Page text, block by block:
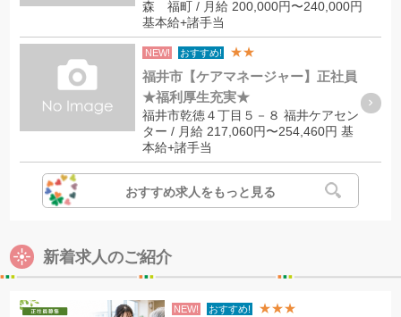
森 福町 / 月給 200,000円〜240,000円
基本給+諸手当
NEW! おすすめ! ★★
福井市【ケアマネージャー】正社員
★福利厚生充実★
福井市乾徳４丁目５－８ 福井ケアセン
ター / 月給 217,060円〜254,460円 基
本給+諸手当
おすすめ求人をもっと見る
新着求人のご紹介
NEW! おすすめ! ★★★